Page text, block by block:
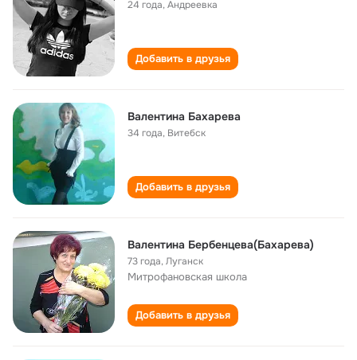
24 года,Андреевка
Добавить в друзья
Валентина Бахарева
34 года, Витебск
Добавить в друзья
Валентина Бербенцева(Бахарева)
73 года,Луганск
Митрофановская школа
Добавить в друзья